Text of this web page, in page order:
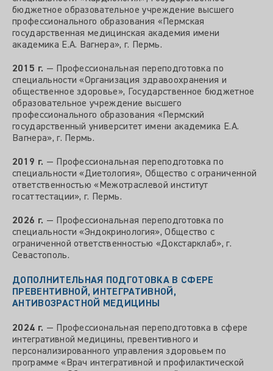
бюджетное образовательное учреждение высшего
профессионального образования «Пермская
государственная медицинская академия имени
академика Е.А. Вагнера», г. Пермь.
2015 г. — Профессиональная переподготовка по
специальности «Организация здравоохранения и
общественное здоровье», Государственное бюджетное
образовательное учреждение высшего
профессионального образования «Пермский
государственный университет имени академика Е.А.
Вагнера», г. Пермь.
2019 г. — Профессиональная переподготовка по
специальности «Диетология», Общество с ограниченной
ответственностью «Межотраслевой институт
госаттестации», г. Пермь.
2026 г. — Профессиональная переподготовка по
специальности «Эндокринология», Общество с
ограниченной ответственностью «Докстарклаб», г.
Севастополь.
ДОПОЛНИТЕЛЬНАЯ ПОДГОТОВКА В СФЕРЕ
ПРЕВЕНТИВНОЙ, ИНТЕГРАТИВНОЙ,
АНТИВОЗРАСТНОЙ МЕДИЦИНЫ
2024 г. — Профессиональная переподготовка в сфере
интегративной медицины, превентивного и
персонализированного управления здоровьем по
программе «Врач интегративной и профилактической